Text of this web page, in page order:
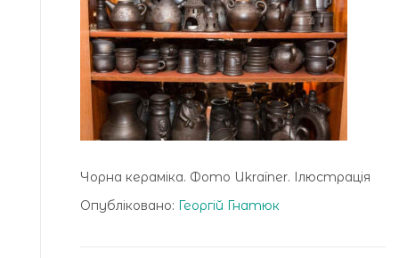
Чорна кераміка. Фото Ukraїner. Ілюстрація
Опубліковано: Георгій Гнатюк